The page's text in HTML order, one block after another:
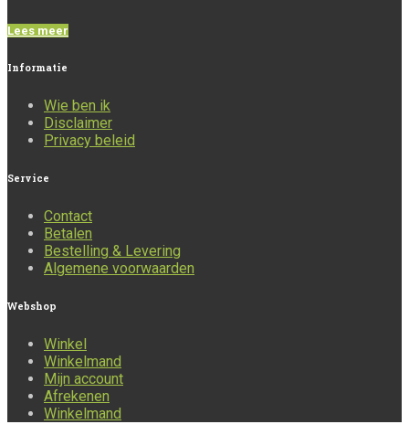
Lees meer
Informatie
Wie ben ik
Disclaimer
Privacy beleid
Service
Contact
Betalen
Bestelling & Levering
Algemene voorwaarden
Webshop
Winkel
Winkelmand
Mijn account
Afrekenen
Winkelmand